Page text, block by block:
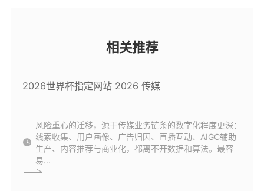
相关推荐
2026世界杯指定网站 2026 传媒
风险重心的迁移，源于传媒业务链条的数字化程度更深：
线索收集、用户画像、广告归因、直播互动、AIGC辅助
生产、内容推荐与商业化，都离不开数据和算法。最容
易...